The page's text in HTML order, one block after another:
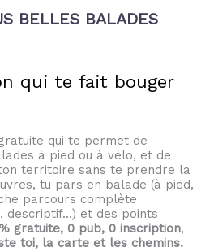
BELLES BALADES
qui te fait bouger
qui te permet de
à pied ou à vélo, et de
territoire sans te prendre la
tu pars en balade (à pied,
parcours complète
descriptif...) et des points
gratuite, 0 pub, 0 inscription,
toi, la carte et les chemins.